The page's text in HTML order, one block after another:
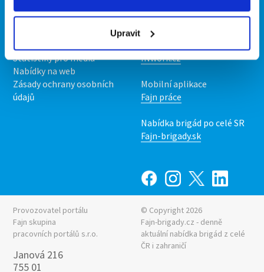
Upravit
O nás
Statistiky pro média
Nabídky na web
Zásady ochrany osobních
údajů
Fajn brigády
INwork.cz
Mobilní aplikace
Fajn práce
Nabídka brigád po celé SR
Fajn-brigady.sk
Provozovatel portálu
Fajn skupina
pracovních portálů s.r.o.
Janová 216
755 01
© Copyright 2026
Fajn-brigady.cz - denně
aktuální nabídka brigád z celé
ČR i zahraničí